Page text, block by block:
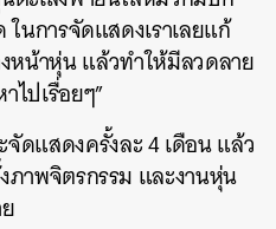
นการจัดแสดงเราเลยแก้
น้าหุ่น แล้วทำให้มีลวดลาย
ปเรื่อยๆ”
ดแสดงครั้งละ 4 เดือน แล้ว
ภาพจิตรกรรม และงานหุ่น